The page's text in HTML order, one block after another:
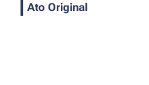
Ato Original